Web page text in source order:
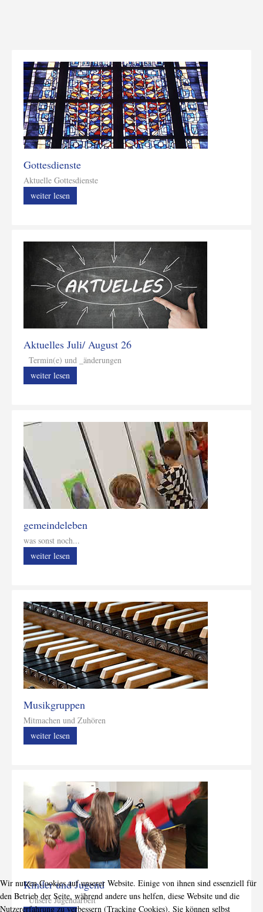
Gottesdienste
Aktuelle Gottesdienste
weiter lesen
Aktuelles Juli/ August 26
Termin(e) und _änderungen
weiter lesen
gemeindeleben
was sonst noch...
weiter lesen
Musikgruppen
Mitmachen und Zuhören
weiter lesen
Kinder und Jugend
Unsere Jugendarbeit
Wir nutzen Cookies auf unserer Website. Einige von ihnen sind essenziell für
den Betrieb der Seite, während andere uns helfen, diese Website und die
Nutzererfahrung zu verbessern (Tracking Cookies). Sie können selbst